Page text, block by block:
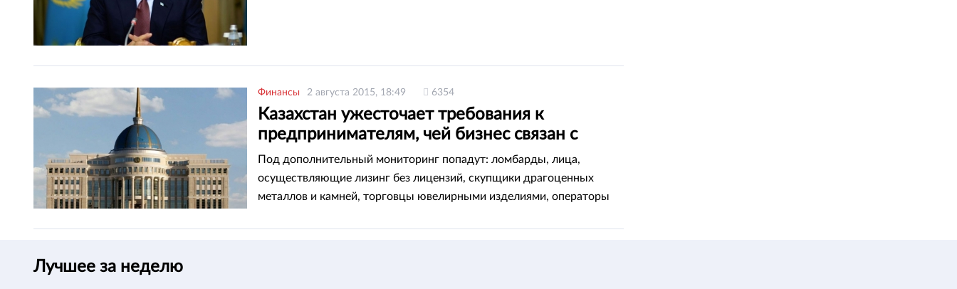
Финансы 2 августа 2015, 18:49 6354
Казахстан ужесточает требования к
предпринимателям, чей бизнес связан с
наличными
Под дополнительный мониторинг попадут: ломбарды, лица,
осуществляющие лизинг без лицензий, скупщики драгоценных
металлов и камней, торговцы ювелирными изделиями, операторы
недвижимости, сообщает корреспондент ИА Total.kz.
Лучшее за неделю